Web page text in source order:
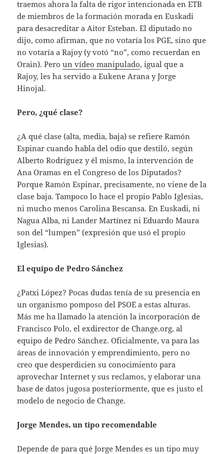
traemos ahora la falta de rigor intencionada en ETB
de miembros de la formación morada en Euskadi
para desacreditar a Aitor Esteban. El diputado no
dijo, como afirman, que no votaría los PGE, sino que
no votaría a Rajoy (y votó “no”, como recuerdan en
Orain). Peroun vídeo manipulado, igual que a
Rajoy, les ha servido a Eukene Arana y Jorge
Hinojal.
Pero, ¿qué clase?
¿A qué clase (alta, media, baja) se refiere Ramón
Espinar cuando habla del odio que destiló, según
Alberto Rodríguez y él mismo, la intervención de
Ana Oramas en el Congreso de los Diputados?
Porque Ramón Espinar, precisamente, no viene de la
clase baja. Tampoco lo hace el propio Pablo Iglesias,
ni mucho menos Carolina Bescansa. En Euskadi, ni
Nagua Alba, ni Lander Martínez ni Eduardo Maura
son del “lumpen” (expresión que usó el propio
Iglesias).
El equipo de Pedro Sánchez
¿Patxi López? Pocas dudas tenía de su presencia en
un organismo pomposo del PSOE a estas alturas.
Más me ha llamado la atención la incorporación de
Francisco Polo, el exdirector de Change.org, al
equipo de Pedro Sánchez. Oficialmente, va para las
áreas de innovación y emprendimiento, pero no
creo que desperdicien su conocimiento para
aprovechar Internet y sus reclamos, y elaborar una
base de datos jugosa posteriormente, que es justo el
modelo de negocio de Change.
Jorge Mendes, un tipo recomendable
Depende de para qué Jorge Mendes es un tipo muy